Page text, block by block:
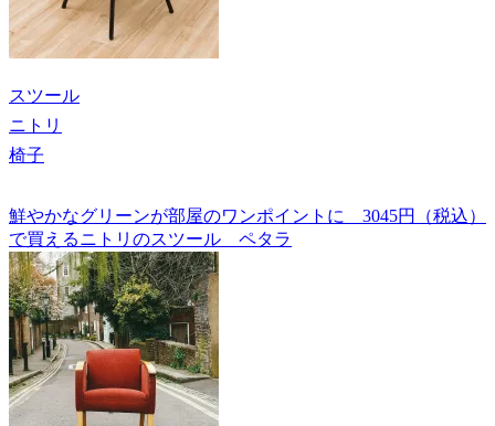
スツール
ニトリ
椅子
鮮やかなグリーンが部屋のワンポイントに 3045円（税込）
で買えるニトリのスツール ペタラ